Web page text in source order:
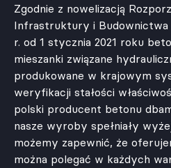
Zgodnie z nowelizacją
Infrastruktury i Budownictwa
r. od 1 stycznia 2021 roku
mieszanki związane
produkowane w krajowym
weryfikacji stałości
polski producent betonu
nasze wyroby spełniały
możemy zapewnić, że
można polegać w każdych